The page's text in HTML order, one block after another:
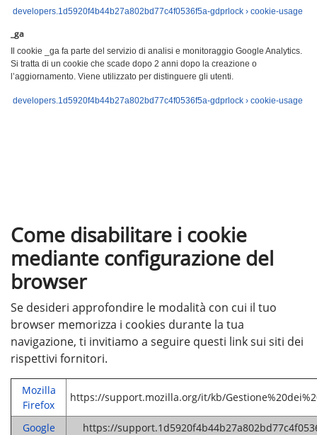
developers.1d5920f4b44b27a802bd77c4f0536f5a-gdprlock › cookie-usage
_ga
Il cookie _ga fa parte del servizio di analisi e monitoraggio Google Analytics.
Si tratta di un cookie che scade dopo 2 anni dopo la creazione o
l’aggiornamento. Viene utilizzato per distinguere gli utenti.
developers.1d5920f4b44b27a802bd77c4f0536f5a-gdprlock › cookie-usage
Come disabilitare i cookie
mediante configurazione del
browser
Se desideri approfondire le modalità con cui il tuo
browser memorizza i cookies durante la tua
navigazione, ti invitiamo a seguire questi link sui siti dei
rispettivi fornitori.
Mozilla
Firefox
https://support.mozilla.org/it/kb/
Google
https://